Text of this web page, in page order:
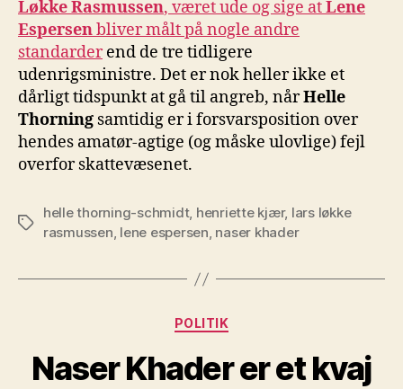
Løkke Rasmussen, været ude og sige atLene
Espersenbliver målt på nogle andre
standarderend de tre tidligere
udenrigsministre. Det er nok heller ikke et
dårligt tidspunkt at gå til angreb, nårHelle
Thorning samtidig er i forsvarsposition over
hendes amatør-agtige (og måske ulovlige) fejl
overfor skattevæsenet.
Tags
helle thorning-schmidt, henriette kjær, lars løkke
rasmussen, lene espersen, naser khader
Kategorier
POLITIK
Naser Khader er et kvaj